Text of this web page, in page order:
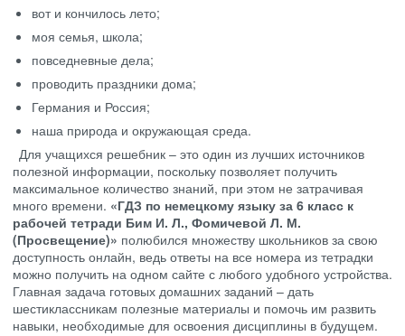
вот и кончилось лето;
моя семья, школа;
повседневные дела;
проводить праздники дома;
Германия и Россия;
наша природа и окружающая среда.
Для учащихся решебник – это один из лучших источников
полезной информации, поскольку позволяет получить
максимальное количество знаний, при этом не затрачивая
много времени. «ГДЗ по немецкому языку за 6 класс к
рабочей тетради Бим И. Л., Фомичевой Л. М.
(Просвещение)» полюбился множеству школьников за свою
доступность онлайн, ведь ответы на все номера из тетрадки
можно получить на одном сайте с любого удобного устройства.
Главная задача готовых домашних заданий – дать
шестиклассникам полезные материалы и помочь им развить
навыки, необходимые для освоения дисциплины в будущем.